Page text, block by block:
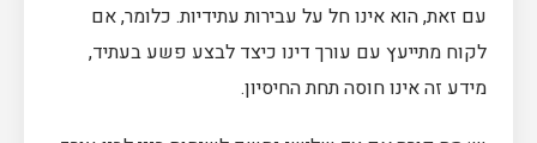
עם זאת, הוא אינו חל על עבירות עתידיות. כלומר, אם
לקוח מתייעץ עם עורך דינו כיצד לבצע פשע בעתיד,
מידע זה אינו חוסה תחת החיסיון.